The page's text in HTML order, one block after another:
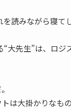
読みながら寝て
大先生”は、ロジ
は大掛かりなも